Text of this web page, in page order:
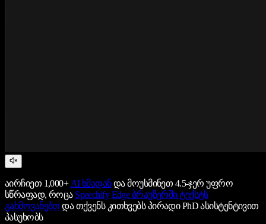
აირჩიეთ 1,000+ AI ხმადანდა მოუსმინეთ 4.5-ჯერ უფრო
სწრაფად, როცა Speechify Edge ბრაუზერში ტექსტს
გახმოვანებთ და თქვენს კითხვებს პირადი PhD ასისტენტივით
პასუხობს